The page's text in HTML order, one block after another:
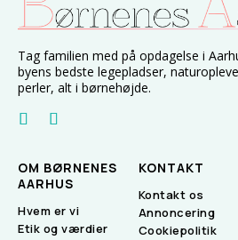
Tag familien med på opdagelse i
byens bedste legepladser,
perler, alt i børnehøjde.
OM BØRNENES
AARHUS
Hvem er vi
Etik og værdier
KONTAKT
Kontakt os
Annoncering
Cookiepolitik